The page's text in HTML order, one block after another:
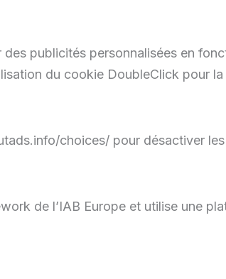
publicités personnalisées en
du cookie DoubleClick pour
choices/ pour désactiver
de l’IAB Europe et utilise une